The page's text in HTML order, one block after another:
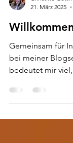
21. März 2025
Gemeinsam für
bei meiner
bedeutet mir viel,